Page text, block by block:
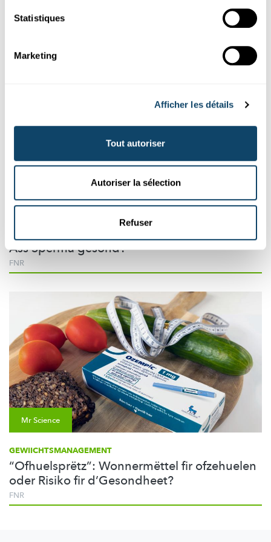
Statistiques
Marketing
Afficher les détails
Tout autoriser
Autoriser la sélection
Refuser
À ces conditions les mécanismes de
de notre
corps se heurtent à leurs limites. Surtout dans les agglomér...
Mr Science
Ass Sperma gesond?
FNR
Mr Science
GEWIICHTSMANAGEMENT
“Ofhuelsprëtz”: Wonnermëttel fir ofzehuelen
oder Risiko fir d’Gesondheet?
FNR